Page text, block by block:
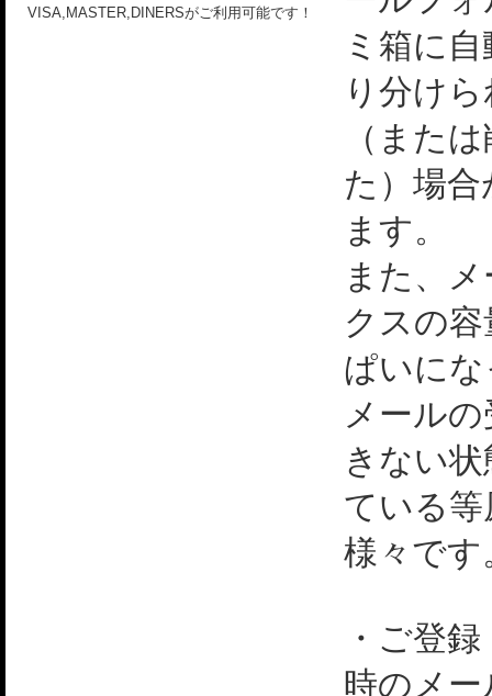
VISA,MASTER,DINERSがご利用可能です！
ミ箱に
り分け
（また
た）場
ます。
また、
クスの
ぱいに
メール
きない
ている
様々です
・ご登
時のメ